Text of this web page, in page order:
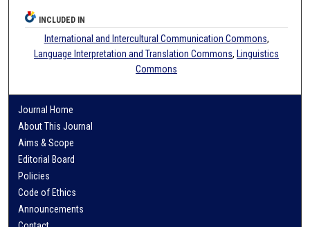
INCLUDED IN
International and Intercultural Communication Commons,
Language Interpretation and Translation Commons,Linguistics
Commons
Journal Home
About This Journal
Aims & Scope
Editorial Board
Policies
Code of Ethics
Announcements